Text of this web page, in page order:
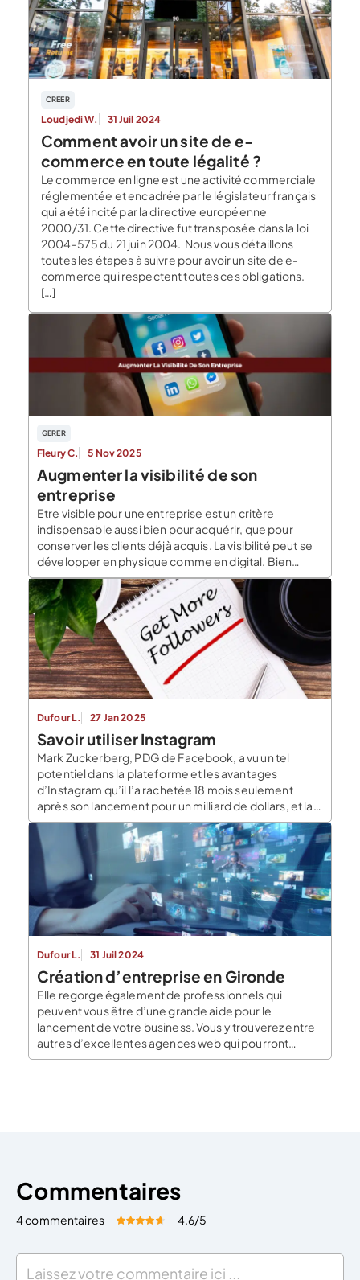
CREER
Loudjedi W. 31 Juil 2024
Comment avoir un site de e-
commerce en toute légalité ?
Le commerce en ligne est une activité commerciale
réglementée et encadrée par le législateur français
qui a été incité par la directive européenne
2000/31. Cette directive fut transposée dans la loi
2004-575 du 21 juin 2004. Nous vous détaillons
toutes les étapes à suivre pour avoir un site de e-
commerce qui respectent toutes ces obligations.
[…]
GERER
Fleury C. 5 Nov 2025
Augmenter la visibilité de son
entreprise
Etre visible pour une entreprise est un critère
indispensable aussi bien pour acquérir, que pour
conserver les clients déjà acquis. La visibilité peut se
développer en physique comme en digital. Bien
souvent, il est intéressant de combiner les deux
canaux pour bénéficier d’une visibilité maximum.
Créer et bénéficier d’un site internet Bénéficier d’un
site internet […]
Dufour L. 27 Jan 2025
Savoir utiliser Instagram
Mark Zuckerberg, PDG de Facebook, a vu un tel
potentiel dans la plateforme et les avantages
d’Instagram qu’il l’a rachetée 18 mois seulement
après son lancement pour un milliard de dollars, et la
plateforme n’a cessé de croître depuis. Comment
devenir populaire sur Instagram et qu’a votre
entreprise à y gagner ? Que vous soyez […]
Dufour L. 31 Juil 2024
Création d’entreprise en Gironde
Elle regorge également de professionnels qui
peuvent vous être d’une grande aide pour le
lancement de votre business. Vous y trouverez entre
autres d’excellentes agences web qui pourront
booster votre communication digitale. Pourquoi
Commentaires
4 commentaires Évaluez cet article:
4.6/5